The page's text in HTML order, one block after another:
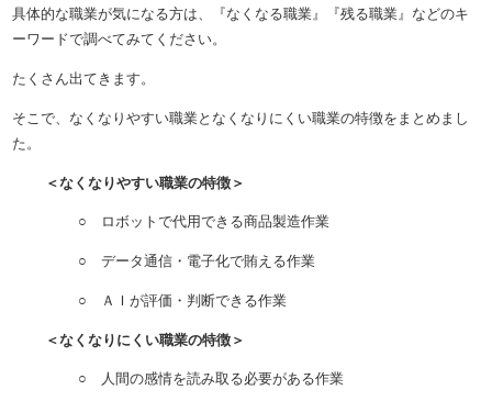
具体的な職業が気になる方は、『なくなる職業』『残る職業』などのキ
ーワードで調べてみてください。
たくさん出てきます。
そこで、なくなりやすい職業となくなりにくい職業の特徴をまとめまし
た。
＜なくなりやすい職業の特徴＞
○ ロボットで代用できる商品製造作業
○ データ通信・電子化で賄える作業
○ ＡＩが評価・判断できる作業
＜なくなりにくい職業の特徴＞
○ 人間の感情を読み取る必要がある作業